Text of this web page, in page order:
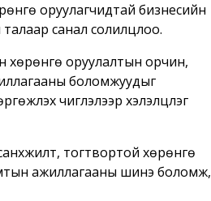
оруулагчидтай бизнесийн
санал солилцлоо.
хөрөнгө оруулалтын орчин,
боломжуудыг
чиглэлээр хэлэлцүүлэг
тогтвортой хөрөнгө
ажиллагааны шинэ боломж,